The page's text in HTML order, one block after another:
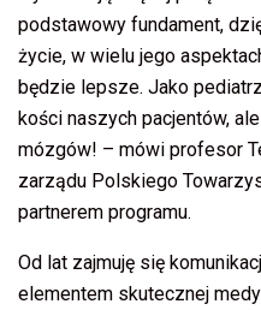
podstawowy fundament,
życie, w wielu jego
będzie lepsze. Jako
kości naszych pacjentów,
mózgów! – mówi profesor
zarządu Polskiego
partnerem programu.
Od lat zajmuję się
elementem skutecznej